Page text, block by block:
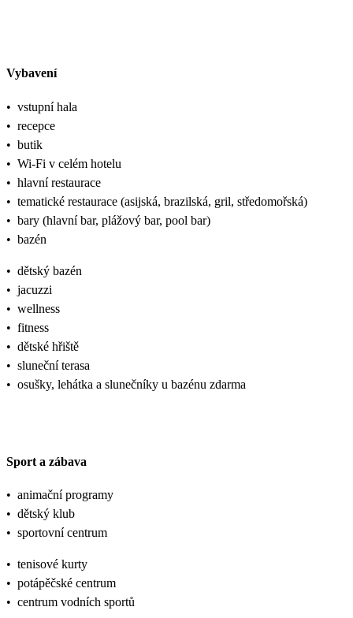
Vybavení
• vstupní hala
• recepce
• butik
• Wi-Fi v celém hotelu
• hlavní restaurace
• tematické restaurace (asijská, brazilská, gril, středomořská)
• bary (hlavní bar, plážový bar, pool bar)
• bazén
• dětský bazén
• jacuzzi
• wellness
• fitness
• dětské hřiště
• sluneční terasa
• osušky, lehátka a slunečníky u bazénu zdarma
Sport a zábava
• animační programy
• dětský klub
• sportovní centrum
• tenisové kurty
• potápěčské centrum
• centrum vodních sportů